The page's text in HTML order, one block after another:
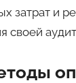
затрат и
своей